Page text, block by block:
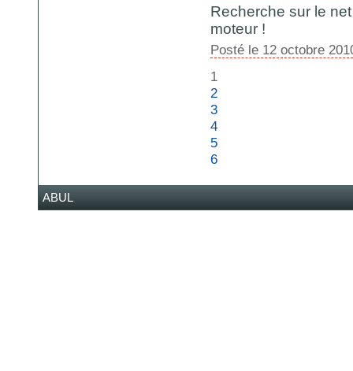
Recherche sur le
moteur !
Posté le 12 octobre
1
2
3
4
5
6
ABUL